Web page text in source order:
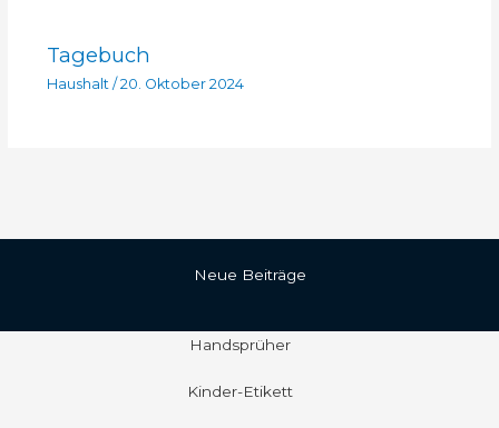
Tagebuch
Haushalt / 20. Oktober 2024
Neue Beiträge
Handsprüher
Kinder-Etikett